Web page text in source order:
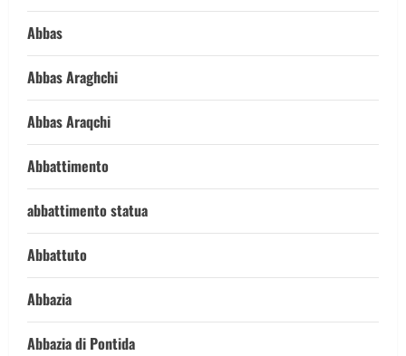
Abbas
Abbas Araghchi
Abbas Araqchi
Abbattimento
abbattimento statua
Abbattuto
Abbazia
Abbazia di Pontida